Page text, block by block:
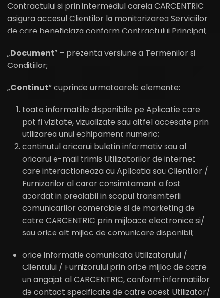
Contractului si prin intermediul careia CARCENTRIC
asigura accesul Clientilor la monitorizarea Serviciilor
de care beneficiaza conform Contractului Principal;
„Document” – prezenta versiune a Termenilor si
Conditiilor;
„Continut” cuprinde urmatoarele elemente:
toate informatiile disponibile pe Aplicatie care
pot fi vizitate, vizualizate sau altfel accesate prin
utilizarea unui echipament numeric;
continutul oricarui buletin informativ sau al
oricarui e-mail trimis Utilizatorilor de internet
care interactioneaza cu Aplicatia sau Clientilor /
Furnizorilor al caror consimtamant a fost
acordat in prealabil in scopul transmiterii
comunicarilor comerciale si de marketing de
catre CARCENTRIC prin mijloace electronice si/
sau orice alt mijloc de comunicare disponibil;
orice informatie comunicata Utilizatorului /
Clientului / Furnizorului prin orice mijloc de catre
un angajat al CARCENTRIC, conform informatiilor
de contact specificate de catre acest Utilizator/